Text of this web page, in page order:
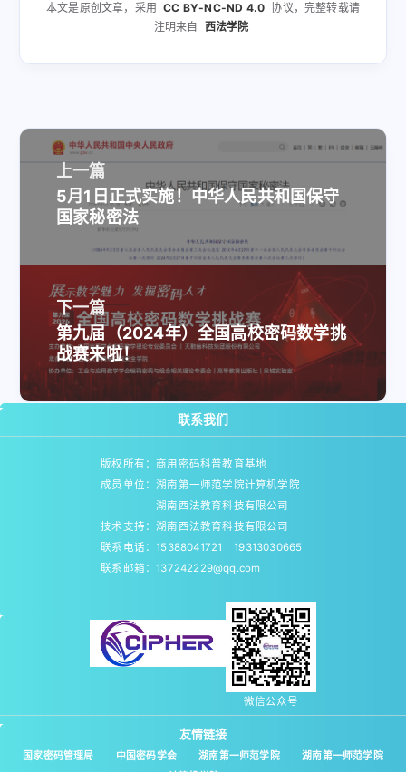
本文是原创文章，采用 CC BY-NC-ND 4.0 协议，完整转载请
注明来自 西法学院
上一篇
5月1日正式实施！中华人民共和国保守
国家秘密法
下一篇
第九届（2024年）全国高校密码数学挑
战赛来啦！
联系我们
版权所有：商用密码科普教育基地
成员单位：湖南第一师范学院计算机学院
湖南西法教育科技有限公司
技术支持：湖南西法教育科技有限公司
联系电话：15388041721 19313030665
联系邮箱：137242229@qq.com
微信公众号
友情链接
国家密码管理局 中国密码学会 湖南第一师范学院
湖南第一师范学院